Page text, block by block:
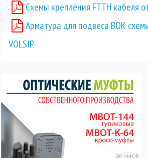
Схемы крепления FTTH кабеля
Арматура для подвеса ВОК
VOLSIP